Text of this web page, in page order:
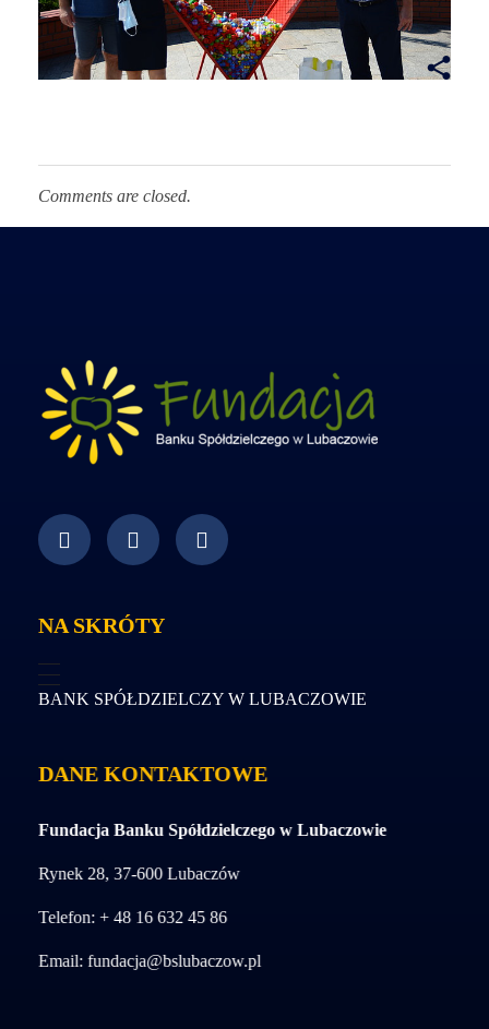
Comments are closed.
NA SKRÓTY
BANK SPÓŁDZIELCZY W LUBACZOWIE
DANE KONTAKTOWE
Fundacja Banku Spółdzielczego w Lubaczowie
Rynek 28, 37-600 Lubaczów
Telefon: + 48 16 632 45 86
Email:fundacja@bslubaczow.pl